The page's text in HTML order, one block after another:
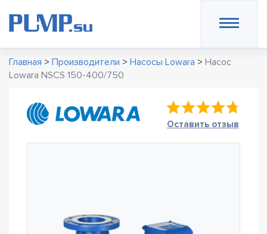
Главная > Производители > Насосы Lowara > Насос
Lowara NSCS 150-400/750
Оставить отзыв